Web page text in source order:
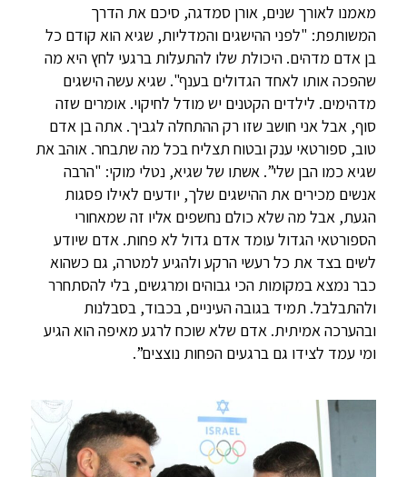
מאמנו לאורך שנים, אורן סמדגה, סיכם את הדרך
המשותפת: "לפני ההישגים והמדליות, שגיא הוא קודם כל
בן אדם מדהים. היכולת שלו להתעלות ברגעי לחץ היא מה
שהפכה אותו לאחד הגדולים בענף". שגיא עשה הישגים
מדהימים. לילדים הקטנים יש מודל לחיקוי. אומרים שזה
סוף, אבל אני חושב שזו רק ההתחלה לגביך. אתה בן אדם
טוב, ספורטאי ענק ובטוח תצליח בכל מה שתבחר. אוהב את
שגיא כמו הבן שלי”. אשתו של שגיא, נטלי מוקי: "הרבה
אנשים מכירים את ההישגים שלך, יודעים לאילו פסגות
הגעת, אבל מה שלא כולם נחשפים אליו זה שמאחורי
הספורטאי הגדול עומד אדם גדול לא פחות. אדם שיודע
לשים בצד את כל רעשי הרקע ולהגיע למטרה, גם כשהוא
כבר נמצא במקומות הכי גבוהים ומרגשים, בלי להסתחרר
ולהתבלבל. תמיד בגובה העיניים, בכבוד, בסבלנות
ובהערכה אמיתית. אדם שלא שוכח לרגע מאיפה הוא הגיע
ומי עמד לצידו גם ברגעים הפחות נוצצים”.